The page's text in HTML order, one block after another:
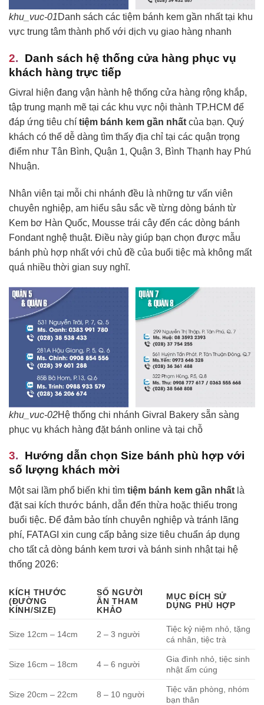
khu_vuc-01 Danh sách các tiệm bánh kem gần nhất tại khu
vực trung tâm thành phố với dịch vụ giao hàng nhanh
Danh sách hệ thống cửa hàng phục vụ
khách hàng trực tiếp
Givral hiện đang vận hành hệ thống cửa hàng rộng khắp,
tập trung mạnh mẽ tại các khu vực nội thành TP.HCM để
đáp ứng tiêu chí tiệm bánh kem gần nhất của bạn. Quý
khách có thể dễ dàng tìm thấy địa chỉ tại các quận trọng
điểm như Tân Bình, Quận 1, Quận 3, Bình Thạnh hay Phú
Nhuận.
Nhân viên tại mỗi chi nhánh đều là những tư vấn viên
chuyên nghiệp, am hiểu sâu sắc về từng dòng bánh từ
Kem bơ Hàn Quốc, Mousse trái cây đến các dòng bánh
Fondant nghệ thuật. Điều này giúp bạn chọn được mẫu
bánh phù hợp nhất với chủ đề của buổi tiệc mà không mất
quá nhiều thời gian suy nghĩ.
khu_vuc-02Hệ thống chi nhánh Givral Bakery sẵn sàng
phục vụ khách hàng đặt bánh online và tại chỗ
Hướng dẫn chọn Size bánh phù hợp với
số lượng khách mời
Một sai lầm phổ biến khi tìm tiệm bánh kem gần nhất là
đặt sai kích thước bánh, dẫn đến thừa hoặc thiếu trong
buổi tiệc. Để đảm bảo tính chuyên nghiệp và tránh lãng
phí, FATAGI xin cung cấp bảng size tiêu chuẩn áp dụng
cho tất cả dòng bánh kem tươi và bánh sinh nhật tại hệ
thống 2026:
KÍCH THƯỚC
(ĐƯỜNG
KÍNH/SIZE)
SỐ NGƯỜI
ĂN THAM
KHẢO
MỤC ĐÍCH SỬ
DỤNG PHÙ HỢP
Size 12cm – 14cm 2 – 3 người
Tiệc kỷ niệm nhỏ, tặng
cá nhân, tiệc trà
Size 16cm – 18cm 4 – 6 người
Gia đình nhỏ, tiệc sinh
nhật ấm cúng
Size 20cm – 22cm 8 – 10 người
Tiệc văn phòng, nhóm
bạn thân